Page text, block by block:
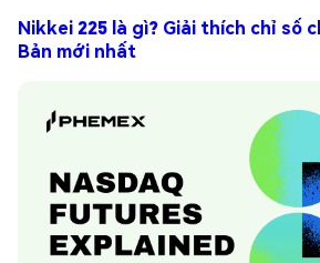
Nikkei 225 là gì? Giải thích chỉ số
Bản mới nhất